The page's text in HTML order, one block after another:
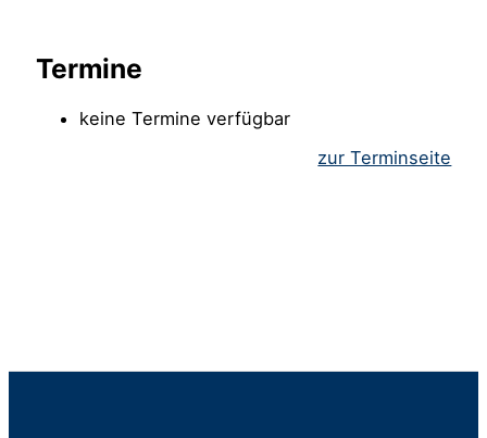
Termine
keine Termine verfügbar
zur Terminseite